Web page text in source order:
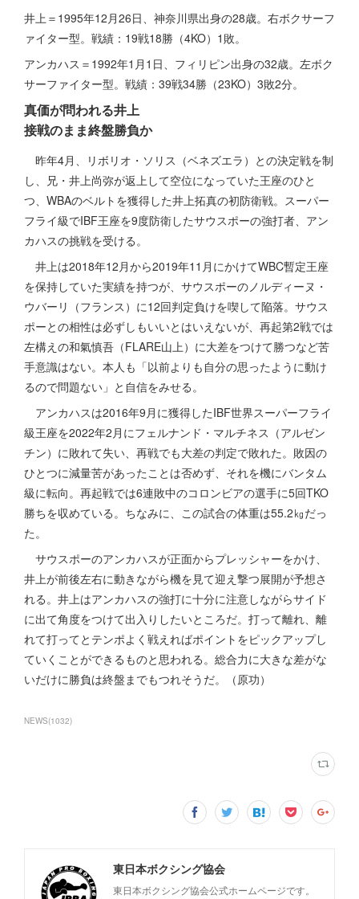
井上＝1995年12月26日、神奈川県出身の28歳。右ボクサーフ
ァイター型。戦績：19戦18勝（4KO）1敗。
アンカハス＝1992年1月1日、フィリピン出身の32歳。左ボク
サーファイター型。戦績：39戦34勝（23KO）3敗2分。
真価が問われる井上
接戦のまま終盤勝負か
昨年4月、リボリオ・ソリス（ベネズエラ）との決定戦を制
し、兄・井上尚弥が返上して空位になっていた王座のひと
つ、WBAのベルトを獲得した井上拓真の初防衛戦。スーパー
フライ級でIBF王座を9度防衛したサウスポーの強打者、アン
カハスの挑戦を受ける。
井上は2018年12月から2019年11月にかけてWBC暫定王座
を保持していた実績を持つが、サウスポーのノルディーヌ・
ウバーリ（フランス）に12回判定負けを喫して陥落。サウス
ポーとの相性は必ずしもいいとはいえないが、再起第2戦では
左構えの和氣慎吾（FLARE山上）に大差をつけて勝つなど苦
手意識はない。本人も「以前よりも自分の思ったように動け
るので問題ない」と自信をみせる。
アンカハスは2016年9月に獲得したIBF世界スーパーフライ
級王座を2022年2月にフェルナンド・マルチネス（アルゼン
チン）に敗れて失い、再戦でも大差の判定で敗れた。敗因の
ひとつに減量苦があったことは否めず、それを機にバンタム
級に転向。再起戦では6連敗中のコロンビアの選手に5回TKO
勝ちを収めている。ちなみに、この試合の体重は55.2㎏だっ
た。
サウスポーのアンカハスが正面からプレッシャーをかけ、
井上が前後左右に動きながら機を見て迎え撃つ展開が予想さ
れる。井上はアンカハスの強打に十分に注意しながらサイド
に出て角度をつけて出入りしたいところだ。打って離れ、離
れて打ってとテンポよく戦えればポイントをピックアップし
ていくことができるものと思われる。総合力に大きな差がな
いだけに勝負は終盤までもつれそうだ。（原功）
NEWS(1032)
東日本ボクシング協会
東日本ボクシング協会公式ホームページです。